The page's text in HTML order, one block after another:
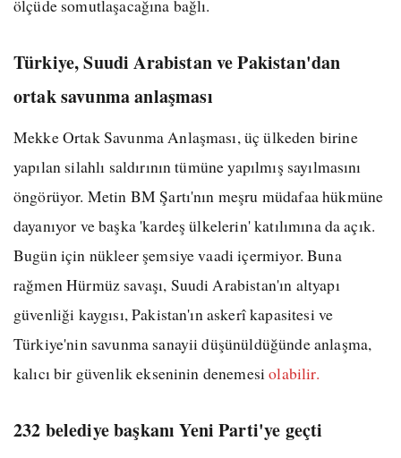
ölçüde somutlaşacağına bağlı.
Türkiye, Suudi Arabistan ve Pakistan'dan
ortak savunma anlaşması
Mekke Ortak Savunma Anlaşması, üç ülkeden birine
yapılan silahlı saldırının tümüne yapılmış sayılmasını
öngörüyor. Metin BM Şartı'nın meşru müdafaa hükmüne
dayanıyor ve başka 'kardeş ülkelerin' katılımına da açık.
Bugün için nükleer şemsiye vaadi içermiyor. Buna
rağmen Hürmüz savaşı, Suudi Arabistan'ın altyapı
güvenliği kaygısı, Pakistan'ın askerî kapasitesi ve
Türkiye'nin savunma sanayii düşünüldüğünde anlaşma,
kalıcı bir güvenlik ekseninin denemesiolabilir.
232 belediye başkanı Yeni Parti'ye geçti